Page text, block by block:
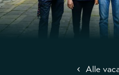
‹ Alle